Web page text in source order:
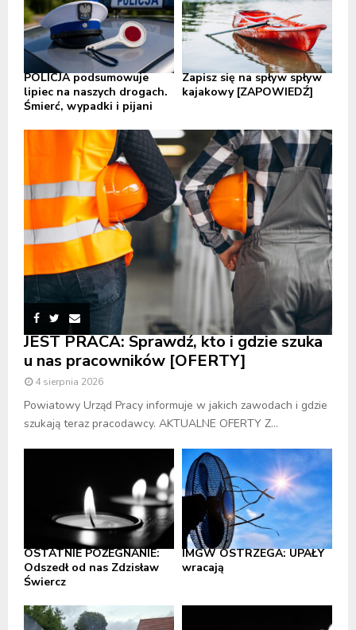
POLICJA podsumowuje
lipiec na naszych drogach.
Śmierć, wypadki i pijani
Zapisz się na spływ spływ
kajakowy [ZAPOWIEDŹ]
JEST PRACA: Sprawdź, kto i gdzie szuka
u nas pracowników [OFERTY]
4 sierpnia 2026
Powiatowy Urząd Pracy informuje w jakich zawodach i gdzie
szukają teraz pracodawcy. AKTUALNE OFERTY Z...
OSTATNIE POŻEGNANIE:
Odszedł od nas Zdzisław
Świercz
IMGW OSTRZEGA: UPAŁY
wracają